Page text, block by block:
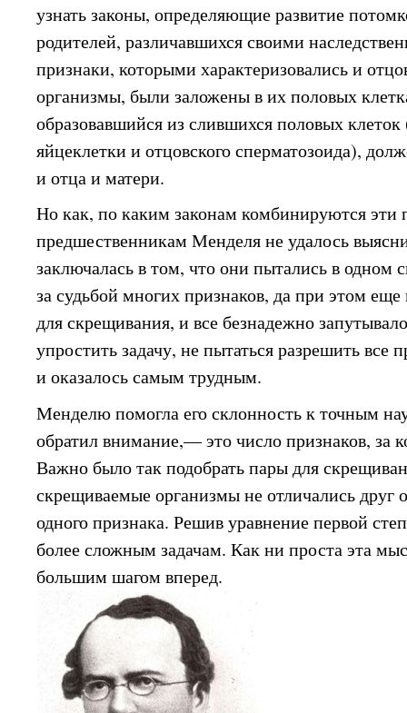
узнать законы, определяющие развитие
родителей, различавшихся своими
признаки, которыми характеризовались и
организмы, были заложены в их половых
образовавшийся из слившихся половых
яйцеклетки и отцовского сперматозоида),
и отца и матери.
Но как, по каким законам комбинируются эти
предшественникам Менделя не удалось
заключалась в том, что они пытались в одном
за судьбой многих признаков, да при этом
для скрещивания, и все безнадежно
упростить задачу, не пытаться разрешить все
и оказалось самым трудным.
Менделю помогла его склонность к точным
обратил внимание,— это число признаков, за
Важно было так подобрать пары для
скрещиваемые организмы не отличались друг
одного признака. Решив уравнение первой
более сложным задачам. Как ни проста эта
большим шагом вперед.